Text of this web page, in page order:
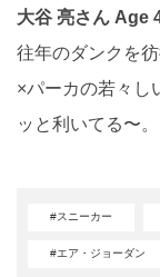
大谷 亮さん Age
往年のダンクを
×パーカの若々し
ッと利いてる〜。
#スニーカー
#エア・ジョーダン